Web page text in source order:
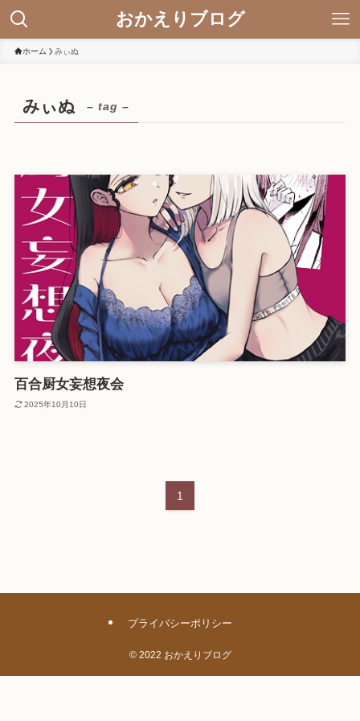
おかえりブログ
ホーム みぃぬ
みぃぬ – tag –
百合厨女妄想夜会
2025年10月10日
1
プライバシーポリシー
©2022 おかえりブログ